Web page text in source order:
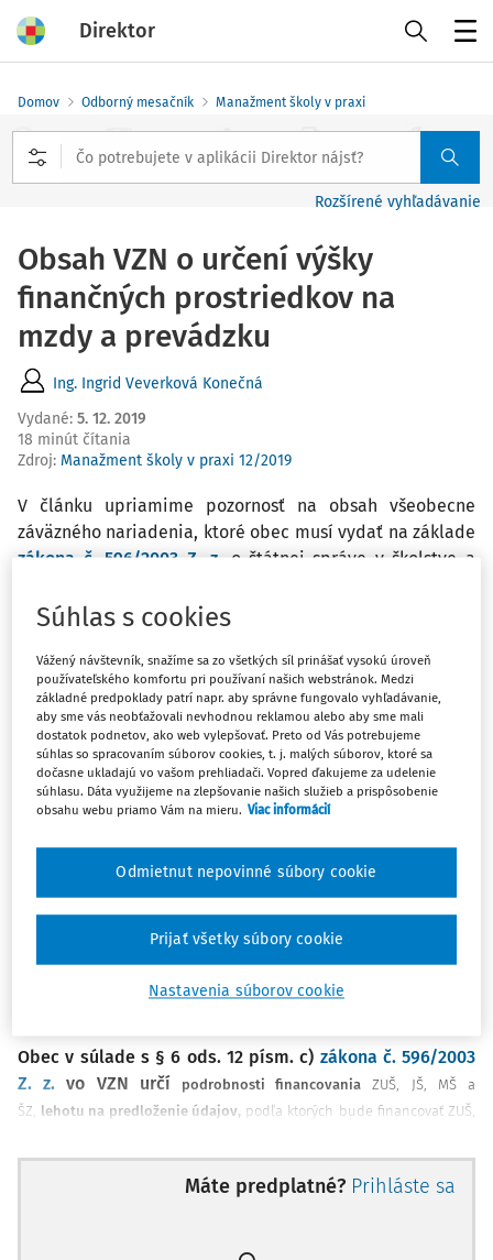
Direktor
Domov Odborný mesačník Manažment školy v praxi
Rozšírené vyhľadávanie
Obsah VZN o určení výšky
finančných prostriedkov na
mzdy a prevádzku
Ing. Ingrid Veverková Konečná
Vydané: 5. 12. 2019
18 minút čítania
Zdroj: Manažment školy v praxi 12/2019
V článku upriamime pozornosť na obsah všeobecne
záväzného nariadenia, ktoré obec musí vydať na základe
zákona č. 596/2003 Z. z.
o štátnej správe v školstve a
nariadenia je podmienkou správneho financovania
Podľazákona č. 596/2003 Z. z.o štátnej správe v školstve
a školskej samospráve a o zmene a doplnení niektorých
zákonov (ďalej len„zákon č. 596/2003 Z. z.“) je obec
povinná určiť všeobecne záväzným nariadením (ďalej len
„VZN“) pre zriaďovateľov cirkevnej a súkromnej základnej
cirkevnej a súkromnej materskej školy, cirkevného
a súkromného školského zariadenia a pre základné
), materské školy (ďalej len„MŠ“) a školské zariadenia
(ďalej len„ŠZ“) v zriaďovateľskej pôsobnosti obce výšku
finančných prostriedkov na mzdy a prevádzku na žiaka
Obec v súlade s § 6 ods. 12 písm. c) zákona č. 596/2003
Z. z. vo VZN určí podrobnosti financovania ZUŠ, JŠ, MŠ a
ŠZ, lehotu na predloženie údajov, podľa ktorých bude financovať ZUŠ,
č. 597/2003 Z. z.o financovaní základných škôl, stredných škôl a
školských zariadení podľa § 7a (ďalej len„zákon č. 597/2003
Máte predplatné? Prihláste sa
Súhlas s cookies
Vážený návštevník, snažíme sa zo všetkých síl prinášať vysokú úroveň
používateľského komfortu pri používaní našich webstránok. Medzi
základné predpoklady patrí napr. aby správne fungovalo vyhľadávanie,
aby sme vás neobťažovali nevhodnou reklamou alebo aby sme mali
dostatok podnetov, ako web vylepšovať. Preto od Vás potrebujeme
súhlas so spracovaním súborov cookies, t. j. malých súborov, ktoré sa
dočasne ukladajú vo vašom prehliadači. Vopred ďakujeme za udelenie
súhlasu. Dáta využijeme na zlepšovanie našich služieb a prispôsobenie
obsahu webu priamo Vám na mieru. Viac informácií
Nastavenia súborov cookie
Odmietnut nepovinné súbory cookie
Prijať všetky súbory cookie